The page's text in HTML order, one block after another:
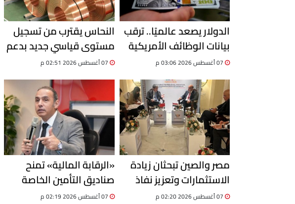
الدولار يصعد عالميًا.. ترقب
بيانات الوظائف الأمريكية
يحسم اتجاه العملة
النحاس يقترب من تسجيل
مستوى قياسي جديد بدعم
من تراجع المعروض عالميًا
مصر والصين تبحثان زيادة
الاستثمارات وتعزيز نفاذ
المنتجات المصرية إلى
«الرقابة المالية» تمنح
صناديق التأمين الخاصة
مهلة إضافية لتوفيق